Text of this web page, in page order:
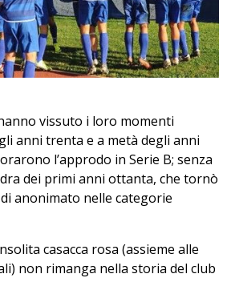
vissuto i loro momenti
anni trenta e a metà degli anni
l’approdo in Serie B; senza
dei primi anni ottanta, che tornò
anonimato nelle categorie
casacca rosa (assieme alle
non rimanga nella storia del club